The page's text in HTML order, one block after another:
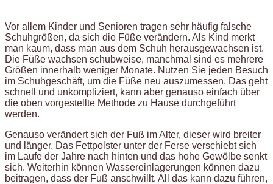
Vor allem Kinder und Senioren tragen sehr häufig falsche
Schuhgrößen, da sich die Füße verändern. Als Kind merkt
man kaum, dass man aus dem Schuh herausgewachsen ist.
Die Füße wachsen schubweise, manchmal sind es mehrere
Größen innerhalb weniger Monate. Nutzen Sie jeden Besuch
im Schuhgeschäft, um die Füße neu auszumessen. Das geht
schnell und unkompliziert, kann aber genauso einfach über
die oben vorgestellte Methode zu Hause durchgeführt
werden.
Genauso verändert sich der Fuß im Alter, dieser wird breiter
und länger. Das Fettpolster unter der Ferse verschiebt sich
im Laufe der Jahre nach hinten und das hohe Gewölbe senkt
sich. Weiterhin können Wassereinlagerungen können dazu
beitragen, dass der Fuß anschwillt. All das kann dazu führen,